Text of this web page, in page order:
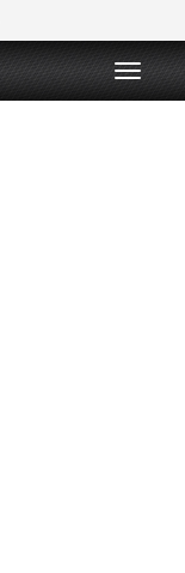
T
o
g